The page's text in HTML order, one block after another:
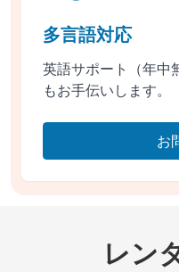
多言語対応
英語サポート（年
もお手伝いします。
お
レン